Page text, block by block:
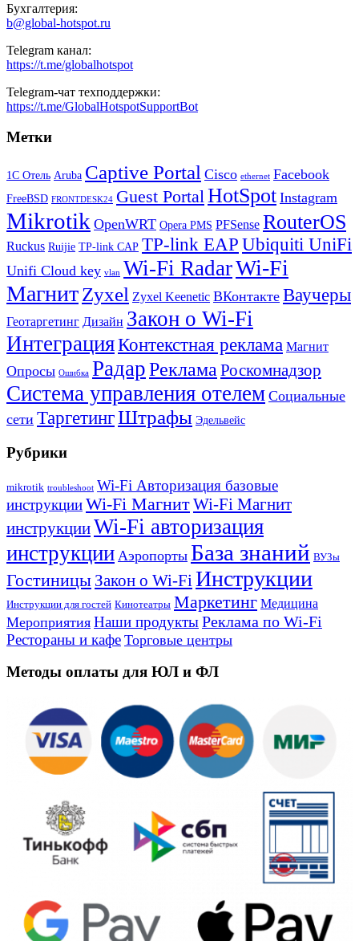
Бухгалтерия:
b@global-hotspot.ru
Telegram канал:
https://t.me/globalhotspot
Telegram-чат техподдержки:
https://t.me/GlobalHotspotSupportBot
Метки
1С Отель Aruba Captive Portal Cisco ethernet Facebook
FreeBSD FRONTDESK24 Guest PortalHotSpot Instagram
Mikrotik OpenWRT Opera PMS PFSense RouterOS
Ruckus Ruijie TP-link CAP TP-link EAP Ubiquiti UniFi
Unifi Cloud key vlan Wi-Fi RadarWi-Fi
МагнитZyxel Zyxel Keenetic ВКонтакте Ваучеры
Геотаргетинг Дизайн Закон о Wi-Fi
ИнтеграцияКонтекстная реклама Магнит
Опросы Ошибка РадарРеклама Роскомнадзор
Система управления отелем Социальные
сети ТаргетингШтрафы Эдельвейс
Рубрики
mikrotik troubleshoot Wi-Fi Авторизация базовые
инструкцииWi-Fi МагнитWi-Fi Магнит
инструкцииWi-Fi авторизация
инструкции Аэропорты База знаний ВУЗы
Гостиницы Закон о Wi-Fi Инструкции
Инструкции для гостей Кинотеатры Маркетинг Медицина
Мероприятия Наши продуктыРеклама по Wi-Fi
Рестораны и кафе Торговые центры
Методы оплаты для ЮЛ и ФЛ